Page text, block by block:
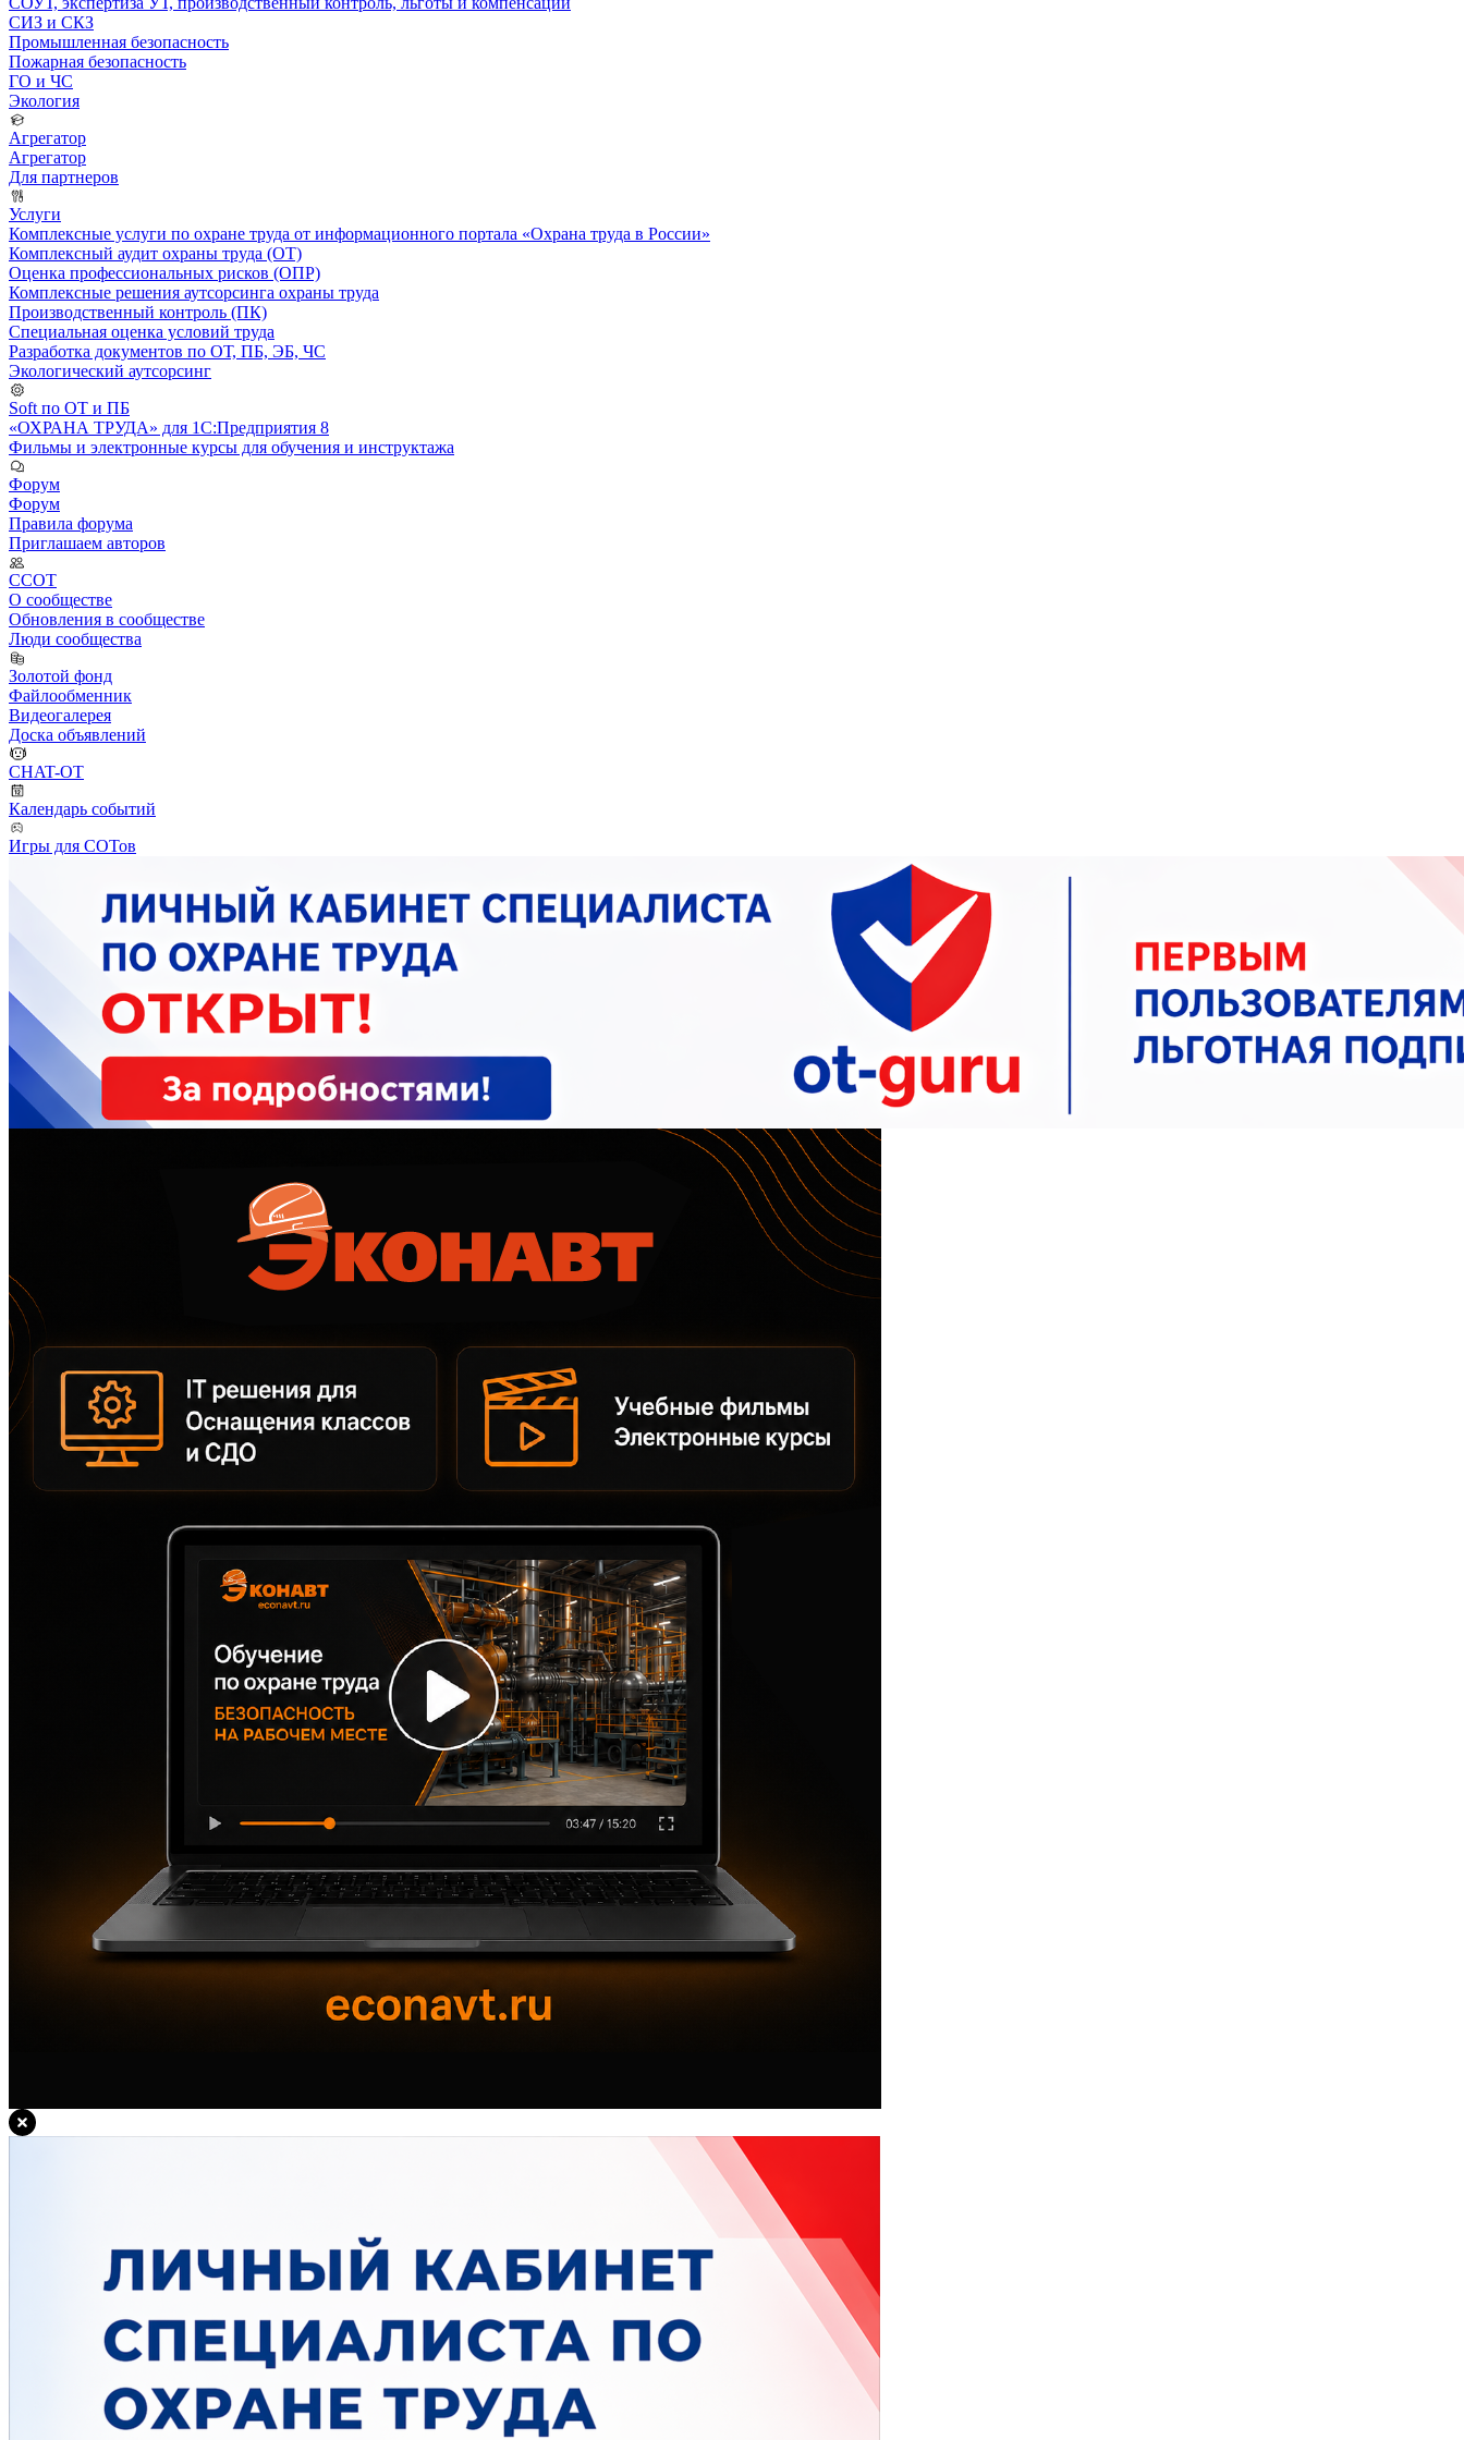
СИЗ и СКЗ
Промышленная безопасность
Пожарная безопасность
ГО и ЧС
Экология
Агрегатор
Агрегатор
Для партнеров
Услуги
Комплексные услуги по охране труда от информационного портала «Охрана труда в России»
Комплексный аудит охраны труда (ОТ)
Оценка профессиональных рисков (ОПР)
Комплексные решения аутсорсинга охраны труда
Производственный контроль (ПК)
Специальная оценка условий труда
Разработка документов по ОТ, ПБ, ЭБ, ЧС
Экологический аутсорсинг
Soft по ОТ и ПБ
«ОХРАНА ТРУДА» для 1С:Предприятия 8
Фильмы и электронные курсы для обучения и инструктажа
Форум
Форум
Правила форума
Приглашаем авторов
ССОТ
О сообществе
Обновления в сообществе
Люди сообщества
Золотой фонд
Файлообменник
Видеогалерея
Доска объявлений
CHAT-OT
Календарь событий
Игры для СОТов